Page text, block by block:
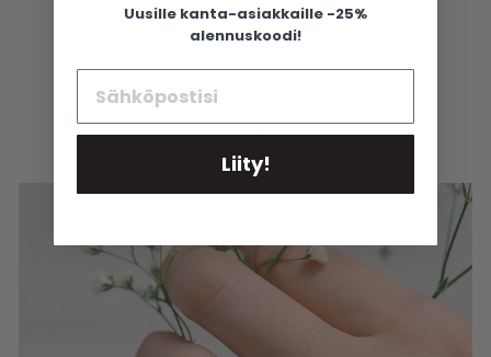
Vastuullista ja eettistä
Uusille kanta-asiakkaille -25%
alennuskoodi!
Liity!